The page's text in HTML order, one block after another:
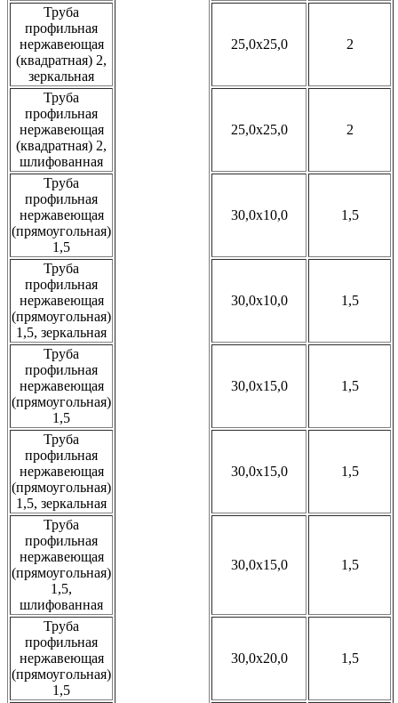
Труба
профильная
нержавеющая
(квадратная) 2,
зеркальная
25,0x25,0 2
Труба
профильная
нержавеющая
(квадратная) 2,
шлифованная
25,0x25,0 2
Труба
профильная
нержавеющая
(прямоугольная)
1,5
30,0x10,0 1,5
Труба
профильная
нержавеющая
(прямоугольная)
1,5, зеркальная
30,0x10,0 1,5
Труба
профильная
нержавеющая
(прямоугольная)
1,5
30,0x15,0 1,5
Труба
профильная
нержавеющая
(прямоугольная)
1,5, зеркальная
30,0x15,0 1,5
Труба
профильная
нержавеющая
(прямоугольная)
1,5,
шлифованная
30,0x15,0 1,5
Труба
профильная
нержавеющая
(прямоугольная)
1,5
30,0x20,0 1,5